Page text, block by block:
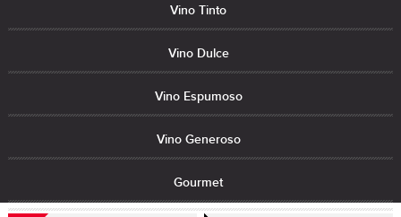
Vino Tinto
Vino Dulce
Vino Espumoso
Vino Generoso
Gourmet